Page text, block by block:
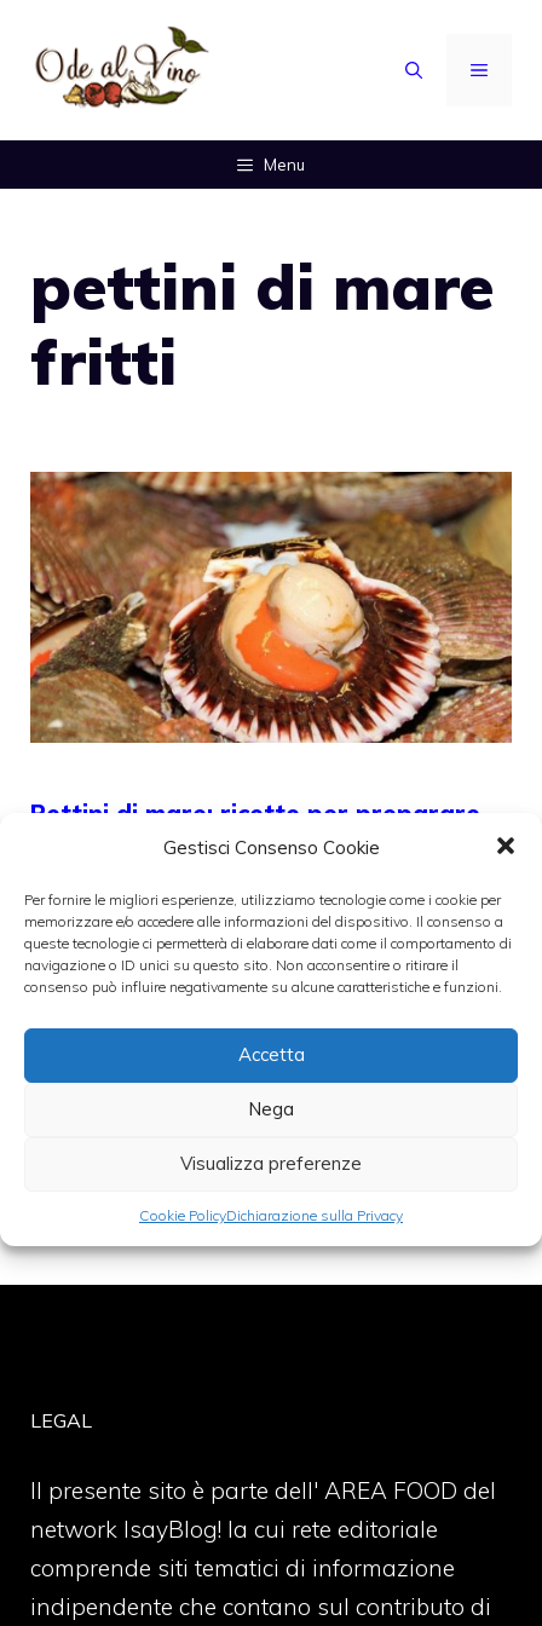
Gestisci Consenso Cookie
Per fornire le migliori esperienze, utilizziamo tecnologie come i cookie per
memorizzare e/o accedere alle informazioni del dispositivo. Il consenso a
queste tecnologie ci permetterà di elaborare dati come il comportamento di
navigazione o ID unici su questo sito. Non acconsentire o ritirare il
consenso può influire negativamente su alcune caratteristiche e funzioni.
Accetta
Nega
Visualizza preferenze
Cookie PolicyDichiarazione sulla Privacy
contenuto
MENU
Menu
pettini di mare
fritti
Pettini di mare: ricette per preparare
pianti raffinati e sfiziosi
I pettini di mare, appartengono alla
costituiti da una conchiglia
LEGAL
Il presente sito è parte dell' AREA FOOD del
network IsayBlog! la cui rete editoriale
comprende siti tematici di informazione
indipendente che contano sul contributo di